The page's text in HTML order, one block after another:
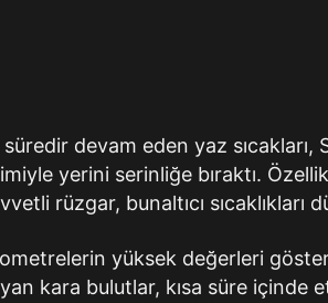
devam eden yaz
yerini serinliğe bıraktı.
rüzgar, bunaltıcı
yüksek değerleri
kara bulutlar, kısa süre içinde